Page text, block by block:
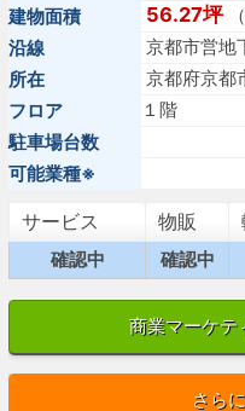
建物面積 56.27坪（
沿線
京都市営地
所在
京都府京都
フロア
１階
駐車場台数
可能業種※
サービス 物販
確認中 確認中
商業マーケテ
さら